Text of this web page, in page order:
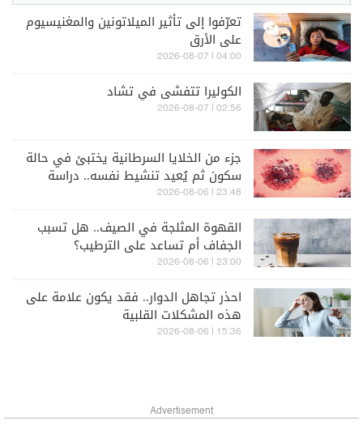
تعرّفوا إلى تأثير الميلاتونين والمغنيسيوم
على الأرق
04:00 | 2026-08-07
الكوليرا تتفشى في تشاد
02:56 | 2026-08-07
جزء من الخلايا السرطانية يختبئ في حالة
سكون ثم يُعيد تنشيط نفسه.. دراسة
تكشف
23:48 | 2026-08-06
القهوة المثلجة في الصيف.. هل تسبب
الجفاف أم تساعد على الترطيب؟
23:00 | 2026-08-06
احذر تجاهل الدوار.. فقد يكون علامة على
هذه المشكلات القلبية
15:36 | 2026-08-06
Advertisement